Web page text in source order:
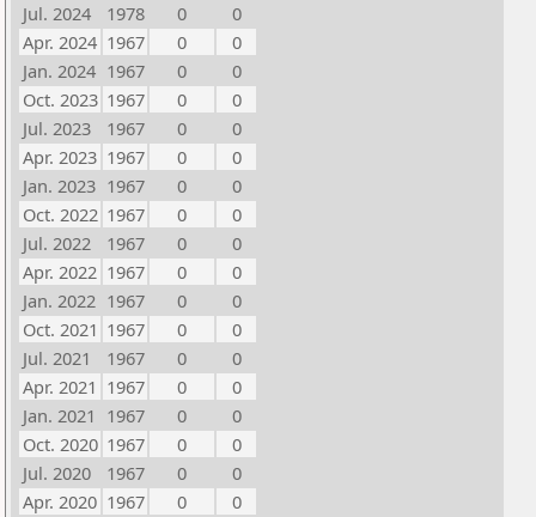
Jul. 2024
1978 0
0
Apr. 2024 1967 0
0
Jan. 2024 1967 0
0
Oct. 2023 1967 0
0
Jul. 2023
1967 0
0
Apr. 2023 1967 0
0
Jan. 2023 1967 0
0
Oct. 2022 1967 0
0
Jul. 2022
1967 0
0
Apr. 2022 1967 0
0
Jan. 2022 1967 0
0
Oct. 2021 1967 0
0
Jul. 2021
1967 0
0
Apr. 2021 1967 0
0
Jan. 2021 1967 0
0
Oct. 2020 1967 0
0
Jul. 2020
1967 0
0
Apr. 2020 1967 0
0